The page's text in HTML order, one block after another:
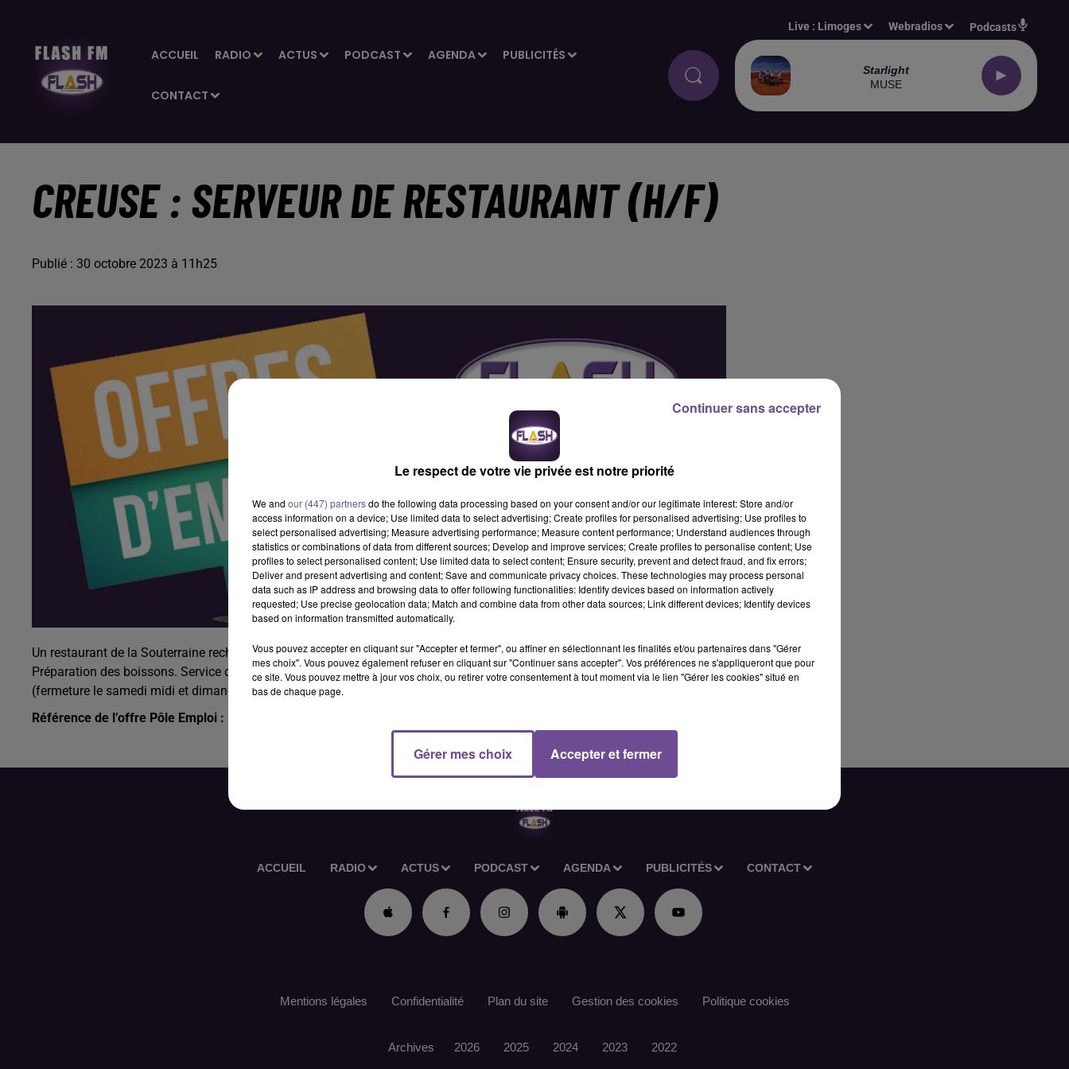
ACCUEIL RADIO ACTUS PODCAST AGENDA PUBLICITÉS
CONTACT
Live : Limoges Webradios Podcasts
Starlight
MUSE
CREUSE : SERVEUR DE RESTAURANT (H/F)
Publié : 30 octobre 2023 à 11h25
Un restaurant de la Souterraine recherche un serveur ou serveuse. Vos missions : accueil client. Prise de commande.
Préparation des boissons. Service des plats. Facturation des clients. Le restaurant est ouvert du lundi au samedi midi et soir
(fermeture le samedi midi et dimanche journée). Deux jours de repos par semaine. Durée de travail 35h / semaine.
Référence de l’offre Pôle Emploi : 163YSTL
ACCUEIL RADIO ACTUS PODCAST AGENDA PUBLICITÉS CONTACT
Mentions légales Confidentialité Plan du site Gestion des cookies Politique cookies
Archives 2026 2025 2024 2023 2022
Le respect de votre vie privée est notre priorité
We and our (447) partnersdo the following data processing based on your consent and/or our legitimate interest: Store and/or
access information on a device; Use limited data to select advertising; Create profiles for personalised advertising; Use profiles to
select personalised advertising; Measure advertising performance; Measure content performance; Understand audiences through
statistics or combinations of data from different sources; Develop and improve services; Create profiles to personalise content; Use
profiles to select personalised content; Use limited data to select content; Ensure security, prevent and detect fraud, and fix errors;
Deliver and present advertising and content; Save and communicate privacy choices. These technologies may process personal
data such as IP address and browsing data to offer following functionalities: Identify devices based on information actively
requested; Use precise geolocation data; Match and combine data from other data sources; Link different devices; Identify devices
based on information transmitted automatically.
Vous pouvez accepter en cliquant sur "Accepter et fermer", ou affiner en sélectionnant les finalités et/ou partenaires dans "Gérer
mes choix". Vous pouvez également refuser en cliquant sur "Continuer sans accepter". Vos préférences ne s'appliqueront que pour
ce site. Vous pouvez mettre à jour vos choix, ou retirer votre consentement à tout moment via le lien "Gérer les cookies" situé en
bas de chaque page.
Gérer mes choix Accepter et fermer
Continuer sans accepter